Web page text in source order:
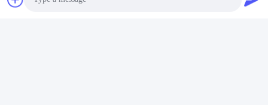
Быстрый контакт